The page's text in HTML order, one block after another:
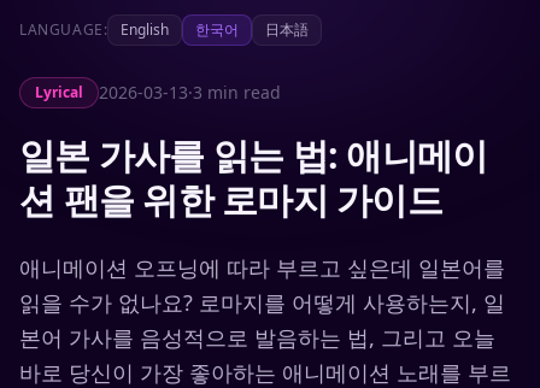
LANGUAGE: English 한국어 日本語
Lyrical 2026-03-13·3 min read
일본 가사를 읽는 법: 애니메이
션 팬을 위한 로마지 가이드
애니메이션 오프닝에 따라 부르고 싶은데 일본어를
읽을 수가 없나요? 로마지를 어떻게 사용하는지, 일
본어 가사를 음성적으로 발음하는 법, 그리고 오늘
바로 당신이 가장 좋아하는 애니메이션 노래를 부르